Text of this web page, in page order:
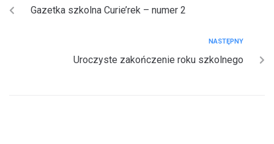
Gazetka szkolna Curie’rek – numer 2
NASTĘPNY
Uroczyste zakończenie roku szkolnego